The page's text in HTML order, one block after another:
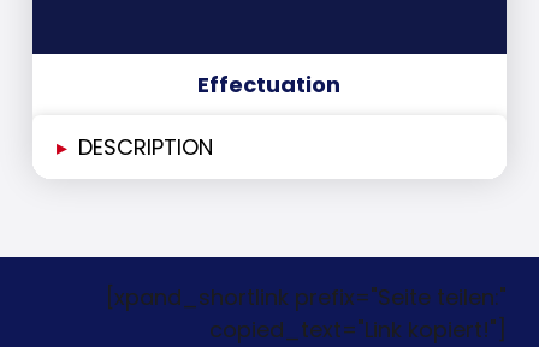
Effectuation
▸ DESCRIPTION
[xpand_shortlink prefix="Seite teilen:"
copied_text="Link kopiert!"]